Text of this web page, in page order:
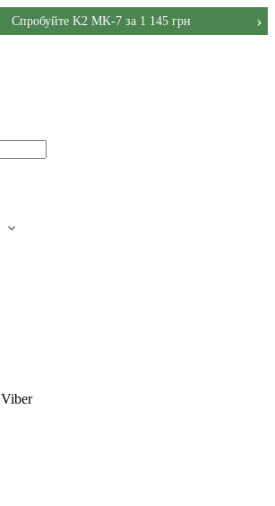
Спробуйте K2 MK-7 за 1 145 грн ›
Viber